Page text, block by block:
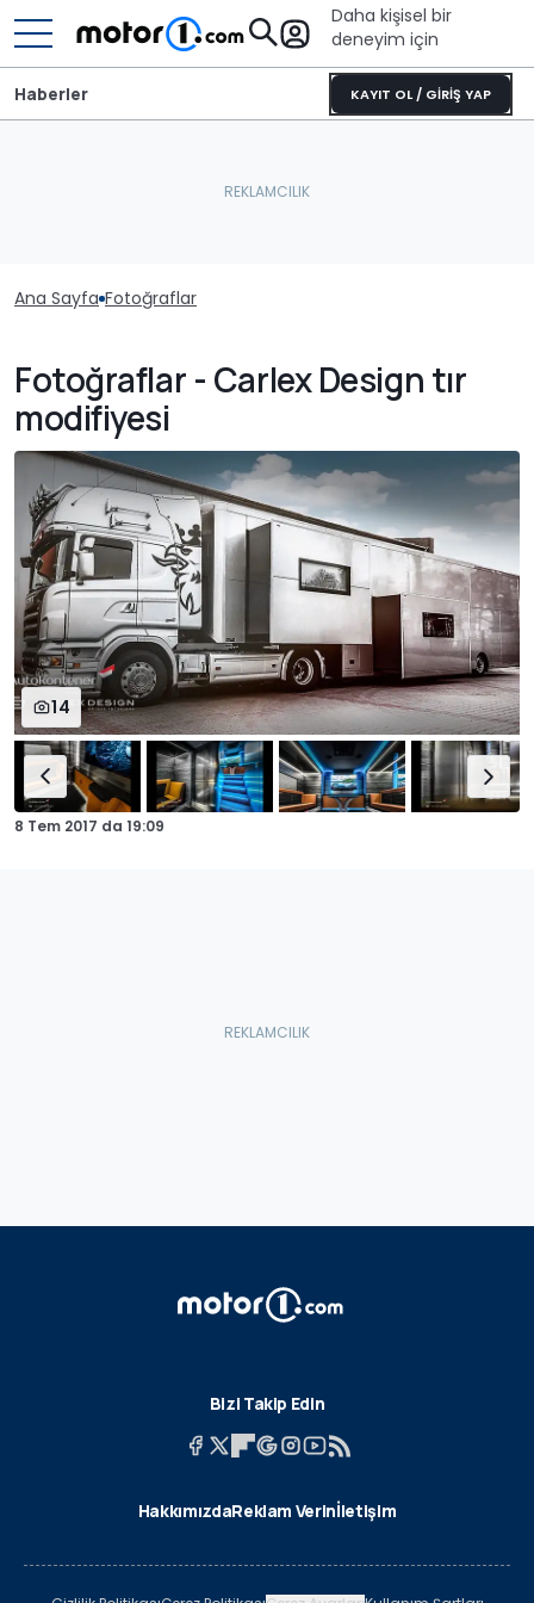
Daha kişisel bir
deneyim için
KAYIT OL / GİRİŞ YAP
Haberler
Ana Sayfa Fotoğraflar
Fotoğraflar - Carlex Design tır
modifiyesi
14
8 Tem 2017 da 19:09
Bizi Takip Edin
HakkımızdaReklam Verinİletişim